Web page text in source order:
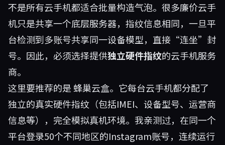
不是所有云手机都适合批量构造气泡。很多廉价云手
机只是共享一个底层服务器，指纹信息相同，一旦平
台检测到多账号共享同一设备模型，直接“连坐”封
号。因此，必须选择提供独立硬件指纹的云手机服务
商。
这里要推荐的是 蜂巢云盒。它每台云手机都分配了
独立的真实硬件指纹（包括IMEI、设备型号、运营商
信息等），完全模拟真机环境。我亲测过，在同一个
平台登录50个不同地区的Instagram账号，连续运行